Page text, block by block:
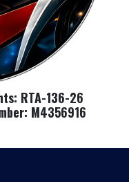
RTA-136-26
M4356916